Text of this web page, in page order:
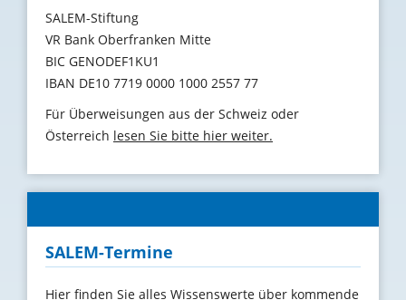
SALEM-Stiftung
VR Bank Oberfranken Mitte
BIC GENODEF1KU1
IBAN DE10 7719 0000 1000 2557 77
Für Überweisungen aus der Schweiz oder
Österreich lesen Sie bitte hier weiter.
SALEM-Termine
Hier finden Sie alles Wissenswerte über kommende